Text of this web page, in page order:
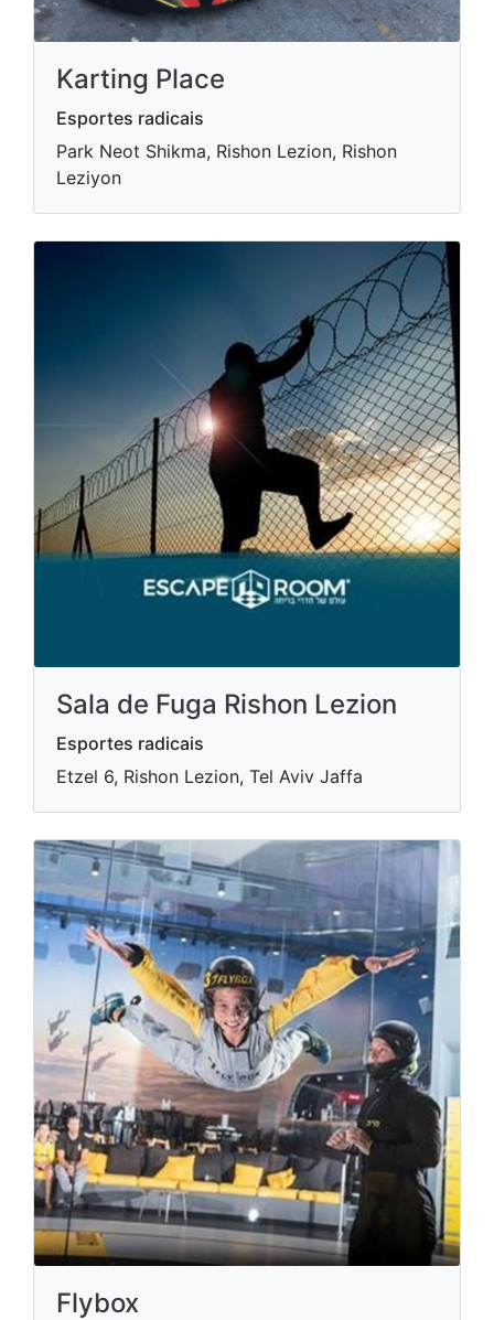
Karting Place
Esportes radicais
Park Neot Shikma, Rishon Lezion, Rishon
Leziyon
Sala de Fuga Rishon Lezion
Esportes radicais
Etzel 6, Rishon Lezion, Tel Aviv Jaffa
Flybox